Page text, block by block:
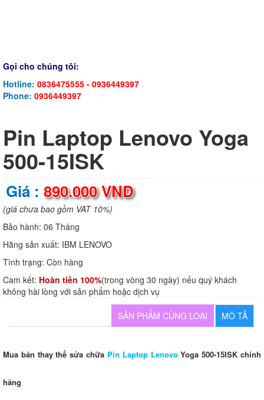
Gọi cho chúng tôi:
Hotline: 0836475555 - 0936449397
Phone: 0936449397
Pin Laptop Lenovo Yoga
500-15ISK
Giá : 890.000 VND
(giá chưa bao gồm VAT 10%)
Bảo hành: 06 Tháng
Hãng sản xuất: IBM LENOVO
Tình trạng: Còn hàng
Cam kết: Hoàn tiền 100%(trong vòng 30 ngày) nếu quý khách
không hài lòng với sản phẩm hoặc dịch vụ
MÔ TẢ
SẢN PHẨM CÙNG LOẠI
Mua bán thay thế sửa chữa Pin Laptop Lenovo Yoga 500-15ISK chính
hãng